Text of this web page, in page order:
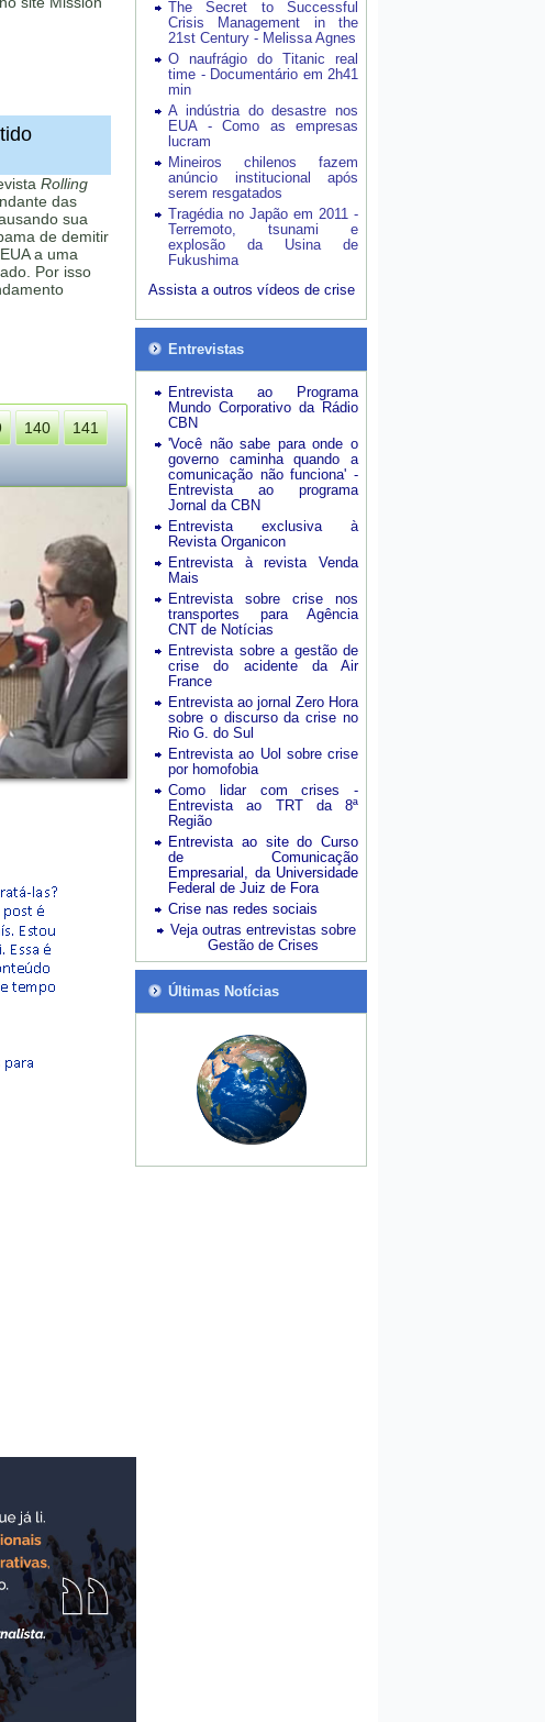
Rolling
das
sua
de demitir
a uma
Por isso
140
141
The Secret to Successful
Crisis Management in the
21st Century - Melissa Agnes
O naufrágio do Titanic real
time - Documentário em 2h41
min
A indústria do desastre nos
EUA - Como as empresas
lucram
Mineiros chilenos fazem
anúncio institucional após
serem resgatados
Tragédia no Japão em 2011 -
Terremoto, tsunami e
explosão da Usina de
Fukushima
Assista a outros vídeos de crise
Entrevistas
Entrevista ao Programa
Mundo Corporativo da Rádio
CBN
'Você não sabe para onde o
governo caminha quando a
comunicação não funciona' -
Entrevista ao programa
Jornal da CBN
Entrevista exclusiva à
Revista Organicon
Entrevista à revista Venda
Mais
Entrevista sobre crise nos
transportes para Agência
CNT de Notícias
Entrevista sobre a gestão de
crise do acidente da Air
France
Entrevista ao jornal Zero Hora
sobre o discurso da crise no
Rio G. do Sul
Entrevista ao Uol sobre crise
por homofobia
Como lidar com crises -
Entrevista ao TRT da 8ª
Região
Entrevista ao site do Curso
de Comunicação
Empresarial, da Universidade
Federal de Juiz de Fora
Crise nas redes sociais
Veja outras entrevistas sobre
Gestão de Crises
Últimas Notícias